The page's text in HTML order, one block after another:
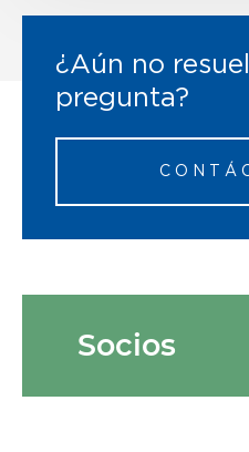
¿Aún no
pregunta?
Socios